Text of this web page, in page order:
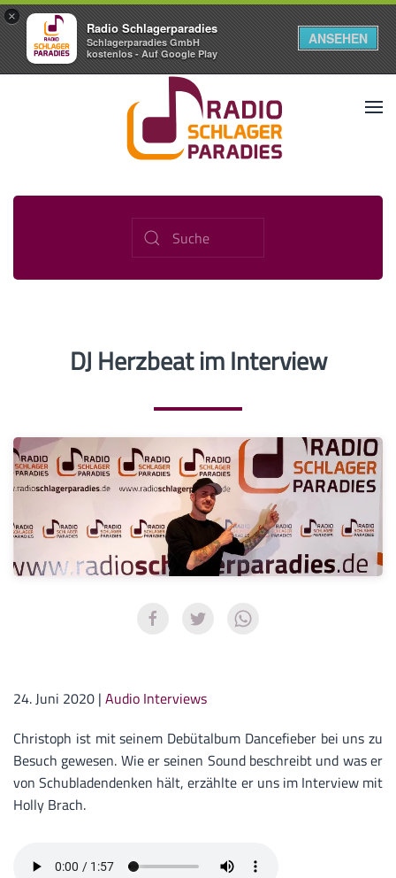
×
Radio Schlagerparadies
Schlagerparadies GmbH
kostenlos - Auf Google Play
ANSEHEN
DJ Herzbeat im Interview
24. Juni 2020 | Audio Interviews
Christoph ist mit seinem Debütalbum Dancefieber bei uns zu
Besuch gewesen. Wie er seinen Sound beschreibt und was er
von Schubladendenken hält, erzählte er uns im Interview mit
Holly Brach.